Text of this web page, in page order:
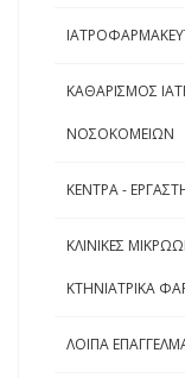
ΚΑΘΑΡΙΣΜΟΣ
ΝΟΣΟΚΟΜΕΙΩΝ
ΚΕΝΤΡΑ -
ΚΛΙΝΙΚΕΣ
ΚΤΗΝΙΑΤΡΙΚΑ
ΛΟΙΠΑ